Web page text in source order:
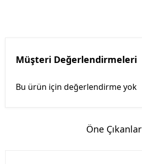
Müşteri Değerlendirmeleri
Bu ürün için değerlendirme yok
Öne Çıkanlar